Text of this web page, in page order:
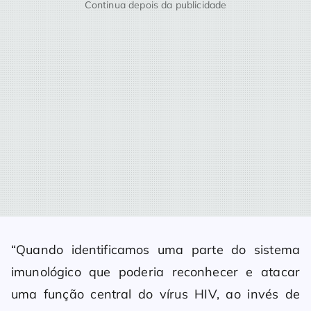
Continua depois da publicidade
“Quando identificamos uma parte do sistema
imunológico que poderia reconhecer e atacar
uma função central do vírus HIV, ao invés de